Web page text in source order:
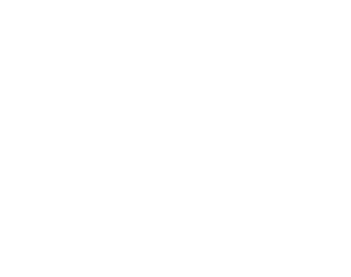
Instagram
Facebook
notre newsletter